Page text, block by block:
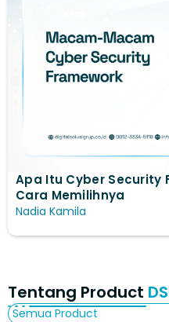
Apa Itu Cyber Security
Cara Memilihnya
Nadia Kamila
Tentang Product
Semua Product